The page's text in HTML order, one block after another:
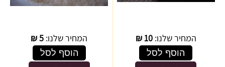
המחיר שלנו:10
₪
הוסף לסל
המחיר שלנו: 5
₪
הוסף לסל